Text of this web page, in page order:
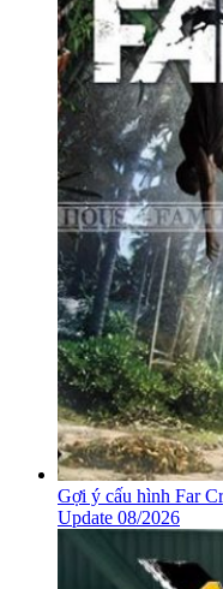
“
Nếu đây là lần đầu
mình, vui lòng xem
Để tải xuống liên kết
Nhấp vào
Nếu có một liên kết
một tin nhắn trên
Chúng tôi là PCGuide –
đội ngũ lên tới 200 thành
bạn những giây phút trải
thông tin về game vui lòng
trọng!!
Bạn có thể tham